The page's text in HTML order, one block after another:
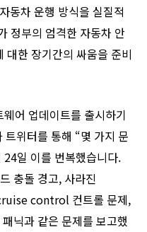
동차 운행 방식을 실질적
정부의 엄격한 자동차 안
대한 장기간의 싸움을 준비
어 업데이트를 출시하기
위터를 통해 “몇 가지 문
일 이를 번복했습니다.
충돌 경고, 사라진
control 컨트롤 문제,
닉과 같은 문제를 보고했